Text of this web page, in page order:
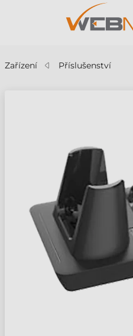
Zařízení Příslušenství